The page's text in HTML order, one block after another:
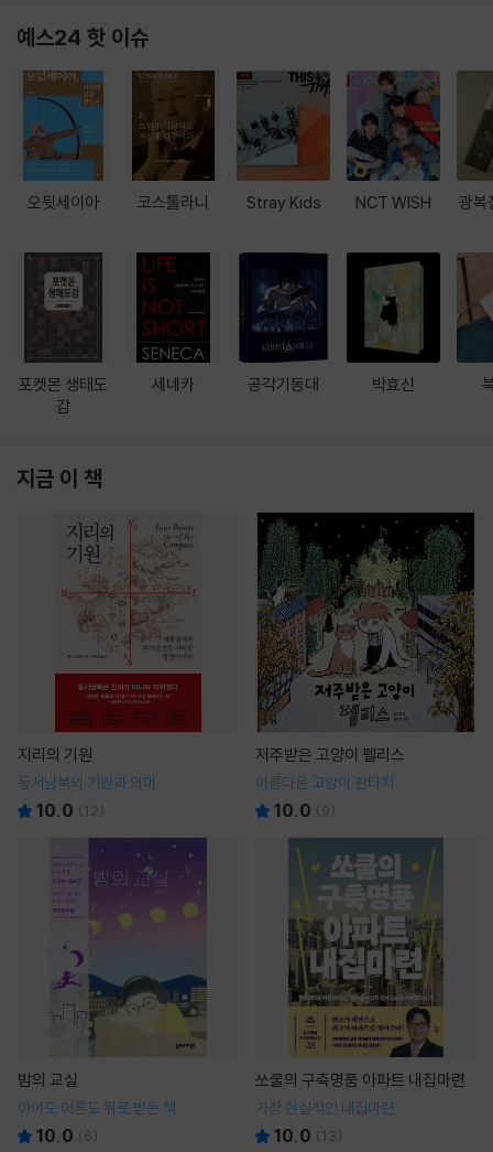
예스24 핫 이슈
오뒷세이아
포켓몬 생태도
감
코스톨라니
세네카
Stray Kids
공각기동대
NCT WISH
박효신
광복
지금 이 책
지리의 기원
동서남북의 기원과 의미
10.0 (12)
저주받은 고양이 펠리스
아름다운 고양이 판타지
10.0 (9)
밤의 교실
아이도 어른도 위로 받는 책
10.0 (6)
쏘쿨의 구축명품 아파트 내집마련
가장 현실적인 내집마련
10.0 (13)